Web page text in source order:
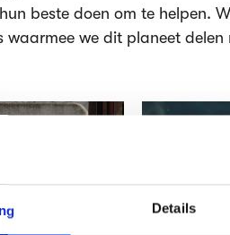
Details
beste doen om te helpen.
waarmee we dit planeet